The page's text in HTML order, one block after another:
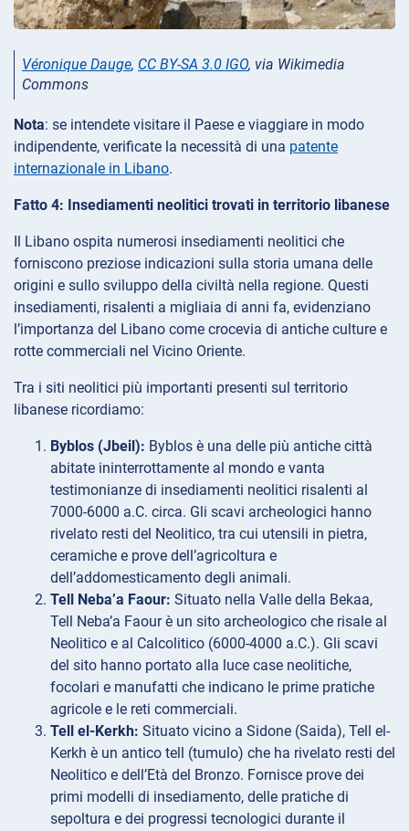
Véronique Dauge, CC BY-SA 3.0 IGO, via Wikimedia
Commons
Nota: se intendete visitare il Paese e viaggiare in modo
indipendente, verificate la necessità di una patente
internazionale in Libano.
Fatto 4: Insediamenti neolitici trovati in territorio libanese
Il Libano ospita numerosi insediamenti neolitici che
forniscono preziose indicazioni sulla storia umana delle
origini e sullo sviluppo della civiltà nella regione. Questi
insediamenti, risalenti a migliaia di anni fa, evidenziano
l’importanza del Libano come crocevia di antiche culture e
rotte commerciali nel Vicino Oriente.
Tra i siti neolitici più importanti presenti sul territorio
libanese ricordiamo:
Byblos (Jbeil): Byblos è una delle più antiche città
abitate ininterrottamente al mondo e vanta
testimonianze di insediamenti neolitici risalenti al
7000-6000 a.C. circa. Gli scavi archeologici hanno
rivelato resti del Neolitico, tra cui utensili in pietra,
ceramiche e prove dell’agricoltura e
dell’addomesticamento degli animali.
Tell Neba’a Faour: Situato nella Valle della Bekaa,
Tell Neba’a Faour è un sito archeologico che risale al
Neolitico e al Calcolitico (6000-4000 a.C.). Gli scavi
del sito hanno portato alla luce case neolitiche,
focolari e manufatti che indicano le prime pratiche
agricole e le reti commerciali.
Tell el-Kerkh: Situato vicino a Sidone (Saida), Tell el-
Kerkh è un antico tell (tumulo) che ha rivelato resti del
Neolitico e dell’Età del Bronzo. Fornisce prove dei
primi modelli di insediamento, delle pratiche di
sepoltura e dei progressi tecnologici durante il